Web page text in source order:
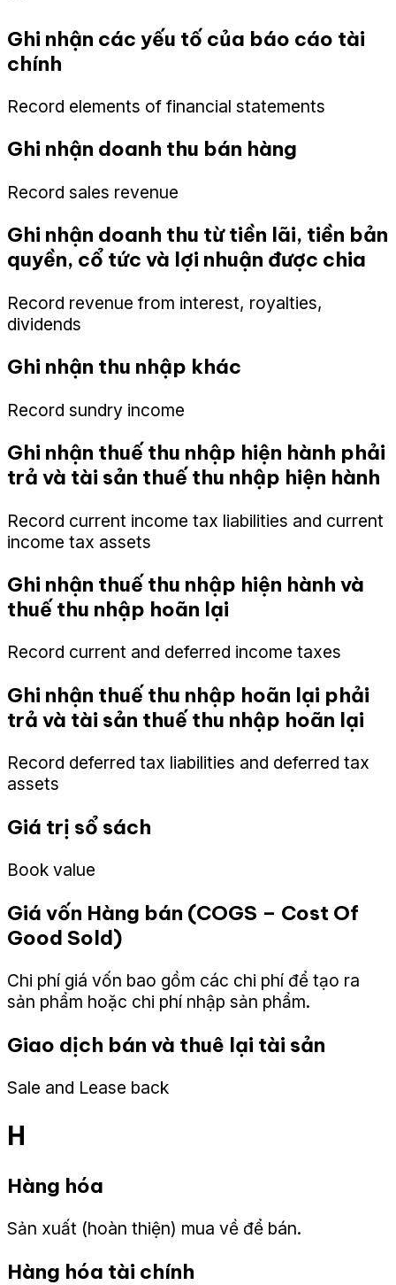
Ghi nhận các yếu tố của báo cáo tài
chính
Record elements of financial statements
Ghi nhận doanh thu bán hàng
Record sales revenue
Ghi nhận doanh thu từ tiền lãi, tiền bản
quyền, cổ tức và lợi nhuận được chia
Record revenue from interest, royalties,
dividends
Ghi nhận thu nhập khác
Record sundry income
Ghi nhận thuế thu nhập hiện hành phải
trả và tài sản thuế thu nhập hiện hành
Record current income tax liabilities and current
income tax assets
Ghi nhận thuế thu nhập hiện hành và
thuế thu nhập hoãn lại
Record current and deferred income taxes
Ghi nhận thuế thu nhập hoãn lại phải
trả và tài sản thuế thu nhập hoãn lại
Record deferred tax liabilities and deferred tax
assets
Giá trị sổ sách
Book value
Giá vốn Hàng bán (COGS – Cost Of
Good Sold)
Chi phí giá vốn bao gồm các chi phí để tạo ra
sản phẩm hoặc chi phí nhập sản phẩm.
Giao dịch bán và thuê lại tài sản
Sale and Lease back
H
Hàng hóa
Sản xuất (hoàn thiện) mua về để bán.
Hàng hóa tài chính